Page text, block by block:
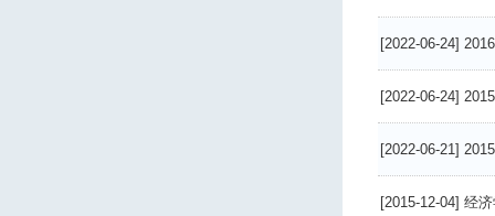
[2022-06-24]
[2022-06-24]
[2022-06-21]
[2015-12-04] 经